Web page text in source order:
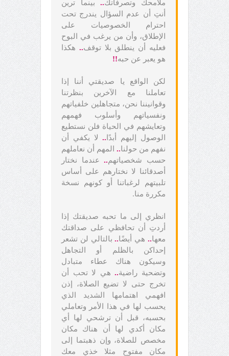
ملامحك وتصرفاتك..بينما ترين
أنتِ أن عدم السؤال يندرج تحت
احترام الخصوصيات على
الإطلاق، وأن من يرغب في البوح
فعليه أن ينطلق بلا توقف.. هكذا
هو يعبر عن حبه!!
لكن الواقع يا صديقتي أننا إذا
تعاملنا مع الآخرين بنظرتنا
وقوانيننا نحن، متجاهلين خلفياتهم
ونفسياتهم وأسلوب فهمهم
وتعايشهم في الحياة فلن نستطيع
الوصول إليهم أبدًا ..لا يكفي أن
نفهم من حولنا.. المهم أن نعاملهم
حسب شخصياتهم..عندما نختار
أصدقائنا لا نختارهم على أساس
تلبيتهم لرغباتنا أو كونهم نسخة
مكررة منا.
انظري إلى ما تحبه صديقتك إذا
أردتِ أن تحافظي على صداقتك
معها..هي أيضًا..بالتالي لن تشعر
إحداكن بالظلم أو التجاهل
وسيكون هناك عطاء متبادل
وتضحية راضية.. هي لا تحب أن
تخرج حتى لا تضيع الصلاة، إذن
افهمي اهتمامها الشديد الذي
يحسب لها في هذا الأمر وتعاملي
بحسبه، قبل أن ترشحي لها أي
مكان أكدي لها أن هناك مكان
مخصص للصلاة، وإن ذهبتما إلى
مكان مفتوح مثلا خذي معك